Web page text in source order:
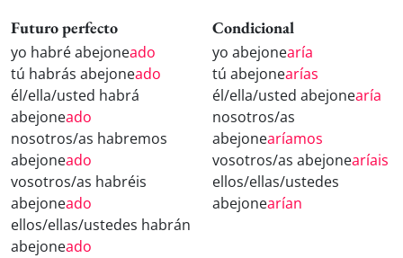
Futuro perfecto
yo habré abejoneado
tú habrás abejoneado
él/ella/usted habrá
abejoneado
nosotros/as habremos
abejoneado
vosotros/as habréis
abejoneado
ellos/ellas/ustedes habrán
abejoneado
Condicional
yo abejonearía
tú abejonearías
él/ella/usted abejonearía
nosotros/as
abejonearíamos
vosotros/as abejonearíais
ellos/ellas/ustedes
abejonearían